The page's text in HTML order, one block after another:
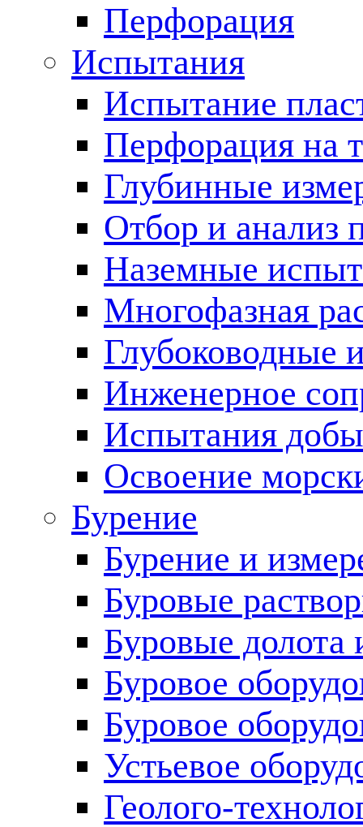
Перфорация
Испытания
Испытание
Перфорация на
Глубинные
Отбор и анализ
Наземные
Многофазная
Глубоководные
Инженерное
Испытания
Освоение
Бурение
Бурение и
Буровые
Буровые долота
Буровое
Буровое
Устьевое
Геолого-